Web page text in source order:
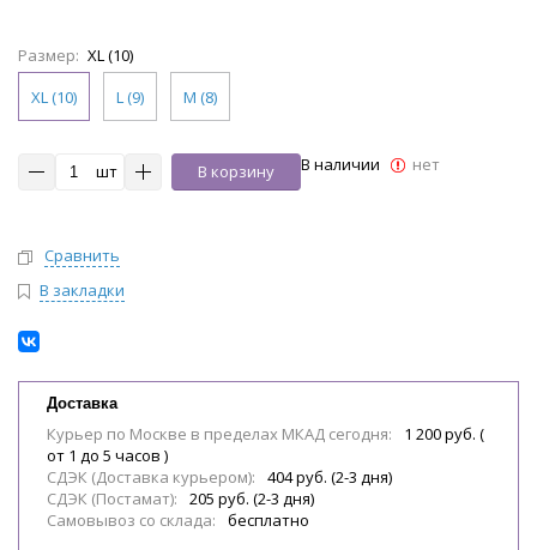
Размер: XL (10)
XL (10)
L (9) M (8)
шт В корзину В наличии нет
Сравнить
В закладки
Доставка
Курьер по Москве в пределах МКАД сегодня:
1 200 руб. (
от 1 до 5 часов )
СДЭК (Доставка курьером):
404 руб. (2-3 дня)
СДЭК (Постамат):
205 руб. (2-3 дня)
Самовывоз со склада:
бесплатно